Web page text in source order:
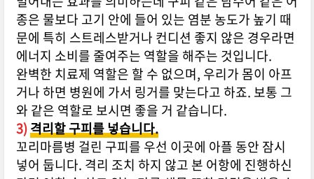
종은 물보다 고기 안에 들어 있는 염분 농도가 높기 때
문에 특히 스트레스받거나 컨디션 좋지 않은 경우라면
에너지 소비를 줄여주는 역할을 해주는 것입니다.
완벽한 치료제 역할은 할 수 없으며, 우리가 몸이 아프
거나 하면 병원에 가서 링거를 맞는다고 하죠. 보통 그
와 같은 역할로 보시면 좋을 거 같습니다.
3)격리할 구피를 넣습니다.
꼬리마름병 걸린 구피를 우선 이곳에 아플 동안 잠시
넣어 둡니다. 격리 조치 하지 않고 본 어항에 진행하신